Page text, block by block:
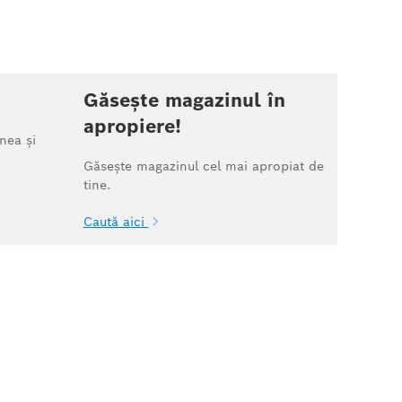
și
Găsește magazinul în
apropiere!
Găsește magazinul cel mai apropiat de
tine.
Caută aici